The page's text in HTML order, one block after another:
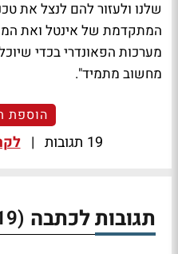
שלנו ולעזור להם לנצל את
המתקדמת של אינטל ואת
מערכות הפאונדרי בכדי
מחשוב מתמיד".
הוספת
19 תגובות |
תגובות לכתבה (19)